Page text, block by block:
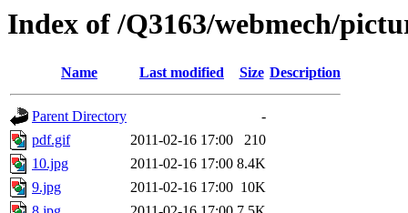
Index of /Q3163/webmech/
Name Last modified Size Description
Parent Directory
-
pdf.gif
2011-02-16 17:00
210
10.jpg
2011-02-16 17:00 8.4K
9.jpg
2011-02-16 17:00 10K